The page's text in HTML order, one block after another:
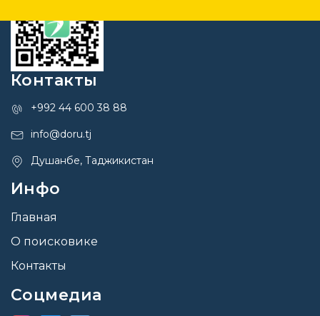
Контакты
+992 44 600 38 88
info@doru.tj
Душанбе, Таджикистан
Инфо
Главная
О поисковике
Контакты
Соцмедиа